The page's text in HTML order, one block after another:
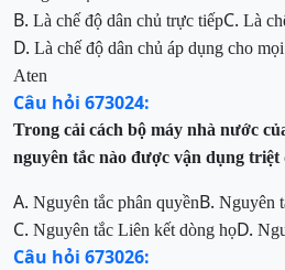
B. Là chế độ dân chủ trực tiếpC. Là
D. Là chế độ dân chủ áp dụng cho
Aten
Câu hỏi 673024:
Trong cải cách bộ máy nhà nước
nguyên tắc nào được vận dụng triệt
A. Nguyên tắc phân quyềnB. Nguyên
C. Nguyên tắc Liên kết dòng họD.
Câu hỏi 673026: